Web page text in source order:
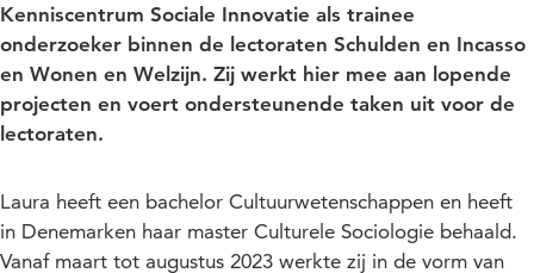
Kenniscentrum Sociale Innovatie als trainee
onderzoeker binnen de lectoraten Schulden en Incasso
en Wonen en Welzijn. Zij werkt hier mee aan lopende
projecten en voert ondersteunende taken uit voor de
lectoraten.
Laura heeft een bachelor Cultuurwetenschappen en heeft
in Denemarken haar master Culturele Sociologie behaald.
Vanaf maart tot augustus 2023 werkte zij in de vorm van